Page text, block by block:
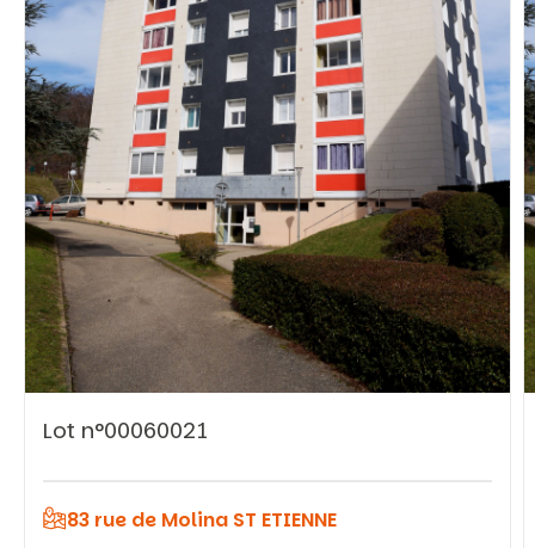
Vous recherchez&nbsp;:
Rechercher
Lot n°00060021
83 rue de Molina ST ETIENNE